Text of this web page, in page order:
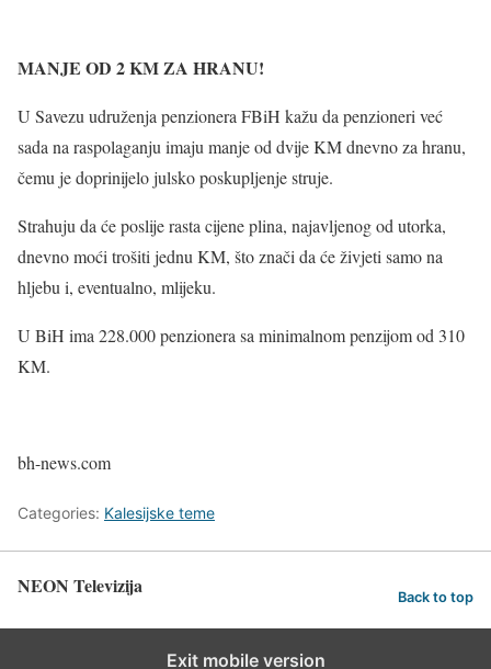
MANJE OD 2 KM ZA HRANU!
U Savezu udruženja penzionera FBiH kažu da penzioneri već
sada na raspolaganju imaju manje od dvije KM dnevno za hranu,
čemu je doprinijelo julsko poskupljenje struje.
Strahuju da će poslije rasta cijene plina, najavljenog od utorka,
dnevno moći trošiti jednu KM, što znači da će živjeti samo na
hljebu i, eventualno, mlijeku.
U BiH ima 228.000 penzionera sa minimalnom penzijom od 310
KM.
bh-news.com
Categories: Kalesijske teme
NEON Televizija Back to top
Exit mobile version